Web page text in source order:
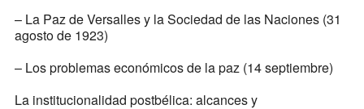
– La Paz de Versalles y la Sociedad de las Naciones (31
agosto de 1923)
– Los problemas económicos de la paz (14 septiembre)
La institucionalidad postbélica: alcances y